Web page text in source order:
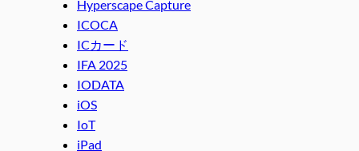
Hyperscape Capture
ICOCA
ICカード
IFA 2025
IODATA
iOS
IoT
iPad